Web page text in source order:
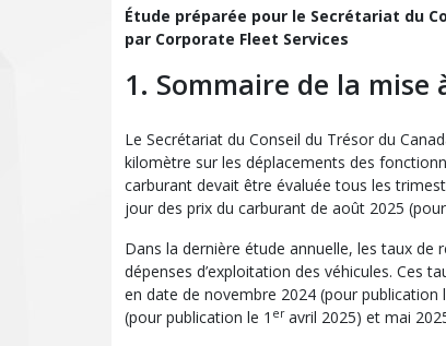
Étude préparée pour le Secrétariat du
par Corporate Fleet Services
1. Sommaire de la
Le Secrétariat du Conseil du Trésor du
kilomètre sur les déplacements des
carburant devait être évaluée tous les
jour des prix du carburant de août 2025
Dans la dernière étude annuelle, les taux
dépenses d’exploitation des véhicules. Ces
en date de novembre 2024 (pour publication
(pour publication le 1 eravril 2025) et mai